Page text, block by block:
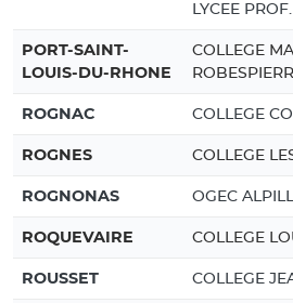
LYCEE
PORT-SAINT-
LOUIS-DU-RHONE
COLLEGE
ROGNAC COLLEGE
ROGNES COLLEGE
ROGNONAS OGEC
ROQUEVAIRE COLLEGE
ROUSSET COLLEGE